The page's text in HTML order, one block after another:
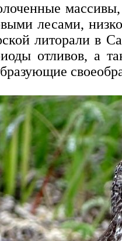
лесами,
литорали в
отливов, а